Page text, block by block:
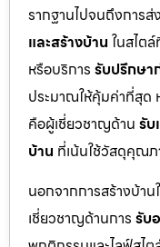
รากฐานไปจนถึงการส่
และสร้างบ้าน ในสไต
หรือบริการ รับปรึกษา
ประมาณให้คุ้มค่าที่สุด
คือผู้เชี่ยวชาญด้าน รับ
บ้าน ที่เน้นใช้วัสดุคุณ
นอกจากการสร้างบ้าน
เชี่ยวชาญด้านการ รับ